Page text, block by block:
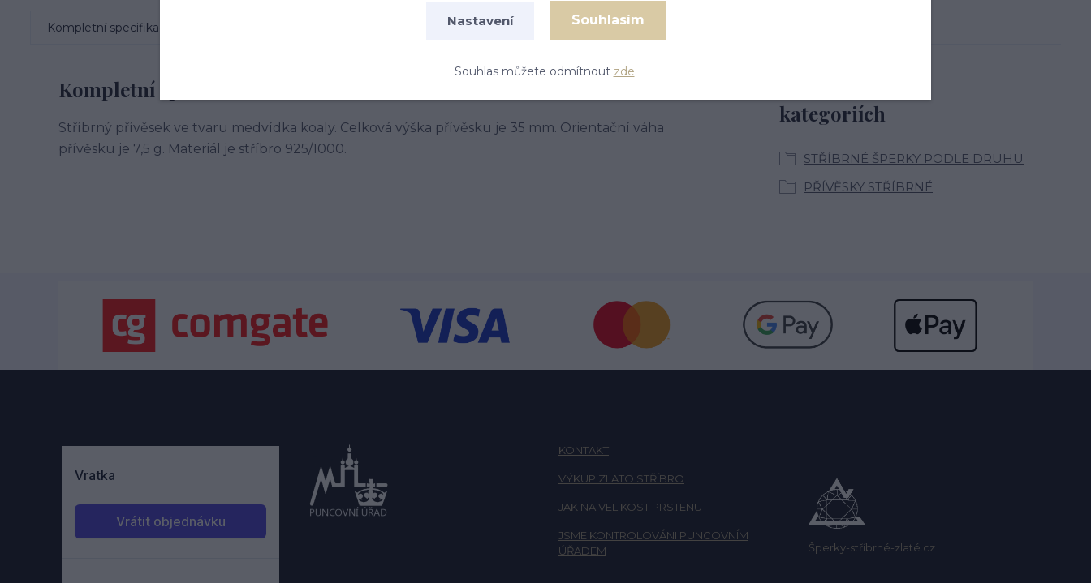
Kompletní specifikace
Kompletní specifikace
Stříbrný přívěsek ve tvaru medvídka koaly. Celková výška přívěsku je 35 mm. Orientační váha
přívěsku je 7,5 g. Materiál je stříbro 925/1000.
kategoriích
STŘÍBRNÉ ŠPERKY PODLE DRUHU
PŘÍVĚSKY STŘÍBRNÉ
KONTAKT
VÝKUP ZLATO STŘÍBRO
JAK NA VELIKOST PRSTENU
JSME KONTROLOVÁNI PUNCOVNÍM
ÚŘADEM
Šperky-stříbrné-zlaté.cz
Nastavení Souhlasím
Souhlas můžete odmítnout zde.